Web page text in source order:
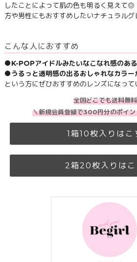
したことによって肌の色も明るく見えて◎
方や男性にもおすすめしたいナチュラル
こんな人におすすめ
●K-POPアイドルみたいなこなれ感のあ
●うるっと透明感の出るおしゃれなカラー
という方にぜひおすすめのレンズになって
全国どこでも送料無料
＼新規会員登録で300円分のポイン
1箱10枚入りはこ
2箱20枚入りはこ